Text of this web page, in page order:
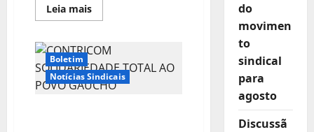
Leia maisLeia
mais
recebe
denúncias
de
violações
trabalhistas
Boletim
Notícias Sindicais
do
movimen
to
sindical
para
agosto
Discussã